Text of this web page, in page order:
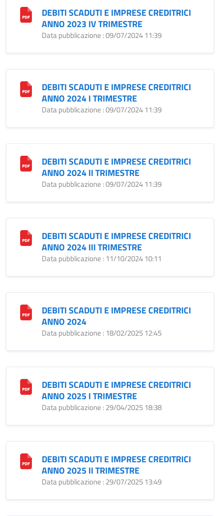
DEBITI SCADUTI E IMPRESE CREDITRICI
ANNO 2023 IV TRIMESTRE
Data pubblicazione : 09/07/2024 11:39
DEBITI SCADUTI E IMPRESE CREDITRICI
ANNO 2024 I TRIMESTRE
Data pubblicazione : 09/07/2024 11:39
DEBITI SCADUTI E IMPRESE CREDITRICI
ANNO 2024 II TRIMESTRE
Data pubblicazione : 09/07/2024 11:39
DEBITI SCADUTI E IMPRESE CREDITRICI
ANNO 2024 III TRIMESTRE
Data pubblicazione : 11/10/2024 10:11
DEBITI SCADUTI E IMPRESE CREDITRICI
ANNO 2024
Data pubblicazione : 18/02/2025 12:45
DEBITI SCADUTI E IMPRESE CREDITRICI
ANNO 2025 I TRIMESTRE
Data pubblicazione : 29/04/2025 18:38
DEBITI SCADUTI E IMPRESE CREDITRICI
ANNO 2025 II TRIMESTRE
Data pubblicazione : 29/07/2025 13:49